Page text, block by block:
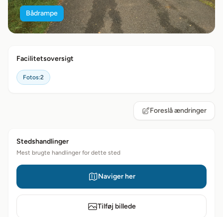
Bådrampe
Facilitetsoversigt
Fotos:2
Foreslå ændringer
Stedshandlinger
Mest brugte handlinger for dette sted
Naviger her
Tilføj billede